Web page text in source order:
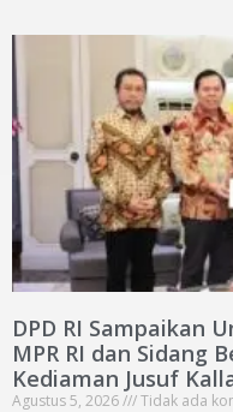
DPD RI Sampaikan
MPR RI dan Sidang
Kediaman Jusuf
Agustus 5, 2026
Tidak ada